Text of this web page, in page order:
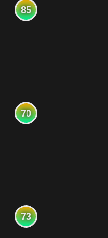
85
70
73